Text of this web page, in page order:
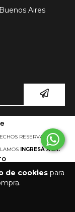
de cookiespara
Aires
RESERVADOS.
INGRESÁ ACÁ.